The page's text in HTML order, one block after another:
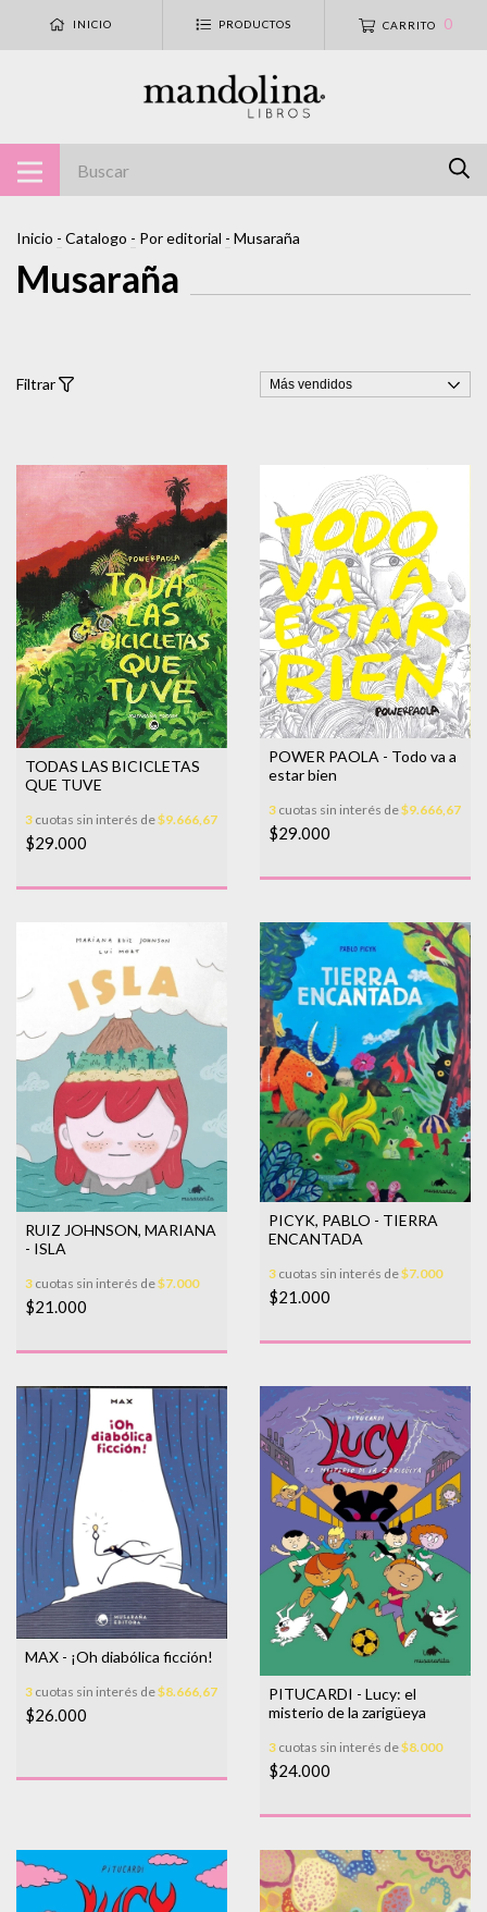
INICIO PRODUCTOS CARRITO 0
Inicio - Catalogo - Por editorial - Musaraña
Musaraña
Filtrar
TODAS LAS BICICLETAS
QUE TUVE
3 cuotas sin interés de$9.666,67
$29.000
POWER PAOLA - Todo va a
estar bien
3 cuotas sin interés de$9.666,67
$29.000
RUIZ JOHNSON, MARIANA
- ISLA
3 cuotas sin interés de$7.000
$21.000
PICYK, PABLO - TIERRA
ENCANTADA
3 cuotas sin interés de$7.000
$21.000
MAX - ¡Oh diabólica ficción!
3 cuotas sin interés de$8.666,67
$26.000
PITUCARDI - Lucy: el
misterio de la zarigüeya
3 cuotas sin interés de$8.000
$24.000